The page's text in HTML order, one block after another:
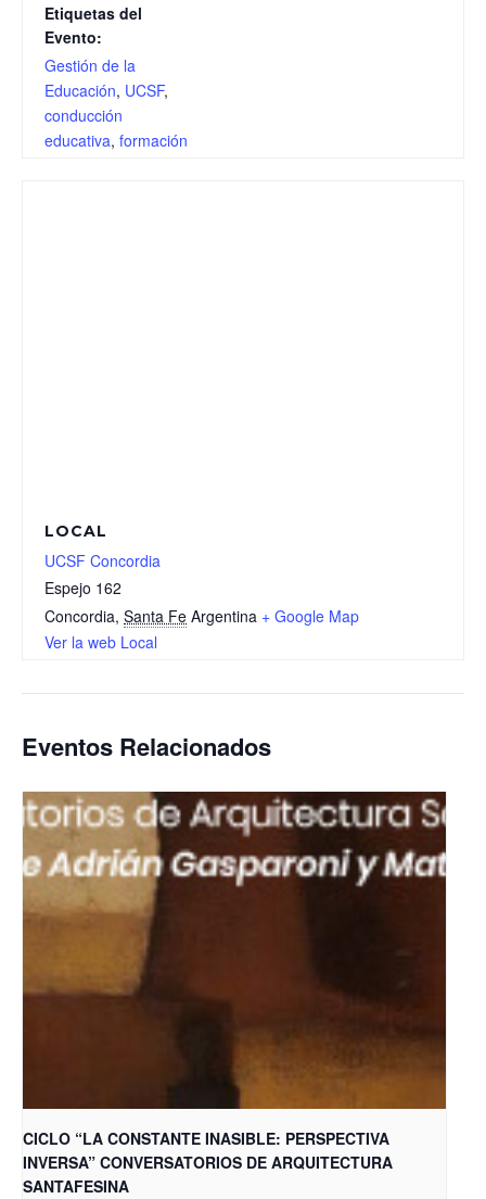
Etiquetas del
Evento:
Gestión de la
Educación, UCSF,
conducción
educativa, formación
LOCAL
UCSF Concordia
Espejo 162
Concordia, Santa Fe Argentina + Google Map
Ver la web Local
Eventos Relacionados
CICLO “LA CONSTANTE INASIBLE: PERSPECTIVA
INVERSA” CONVERSATORIOS DE ARQUITECTURA
SANTAFESINA